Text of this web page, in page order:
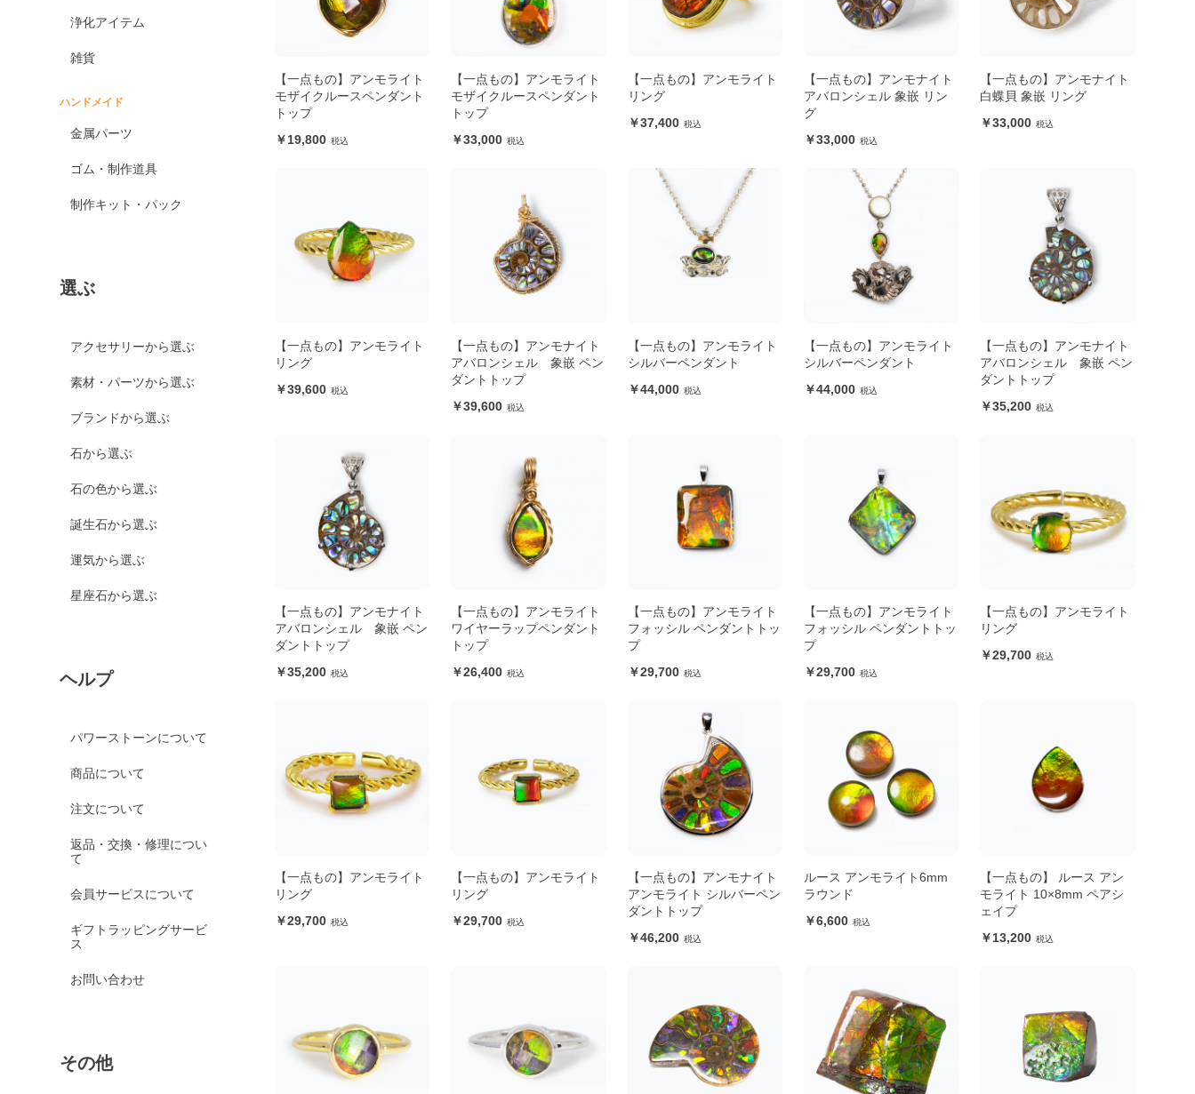
浄化アイテム
雑貨
ハンドメイド
金属パーツ
ゴム・制作道具
制作キット・パック
選ぶ
アクセサリーから選ぶ
素材・パーツから選ぶ
ブランドから選ぶ
石から選ぶ
石の色から選ぶ
誕生石から選ぶ
運気から選ぶ
星座石から選ぶ
ヘルプ
パワーストーンについて
商品について
注文について
返品・交換・修理につい
て
会員サービスについて
ギフトラッピングサービ
ス
お問い合わせ
その他
【一点もの】アンモライト
モザイクルースペンダント
トップ
19,800
【一点もの】アンモライト
モザイクルースペンダント
トップ
33,000
【一点もの】アンモライト
リング
37,400
【一点もの】アンモナイト
アバロンシェル 象嵌 リン
グ
33,000
【一点もの】アンモナイト
白蝶貝 象嵌 リング
33,000
【一点もの】アンモライト
リング
39,600
【一点もの】アンモナイト
アバロンシェル 象嵌 ペン
ダントトップ
39,600
【一点もの】アンモライト
シルバーペンダント
44,000
【一点もの】アンモライト
シルバーペンダント
44,000
【一点もの】アンモナイト
アバロンシェル 象嵌 ペン
ダントトップ
35,200
【一点もの】アンモナイト
アバロンシェル 象嵌 ペン
ダントトップ
35,200
【一点もの】アンモライト
ワイヤーラップペンダント
トップ
26,400
【一点もの】アンモライト
フォッシル ペンダントトッ
プ
29,700
【一点もの】アンモライト
フォッシル ペンダントトッ
プ
29,700
【一点もの】アンモライト
リング
29,700
【一点もの】アンモライト
リング
29,700
【一点もの】アンモライト
リング
29,700
【一点もの】アンモナイト
アンモライト シルバーペン
ダントトップ
46,200
ルース アンモライト6mm
ラウンド
6,600
【一点もの】 ルース アン
モライト 10×8mm ペアシ
ェイプ
13,200